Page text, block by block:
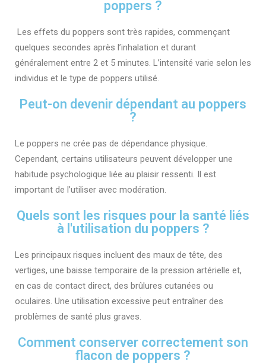
poppers ?
Les effets du poppers sont très rapides, commençant
quelques secondes après l’inhalation et durant
généralement entre 2 et 5 minutes. L’intensité varie selon les
individus et le type de poppers utilisé.
Peut-on devenir dépendant au poppers
?
Le poppers ne crée pas de dépendance physique.
Cependant, certains utilisateurs peuvent développer une
habitude psychologique liée au plaisir ressenti. Il est
important de l’utiliser avec modération.
Quels sont les risques pour la santé liés
à l'utilisation du poppers ?
Les principaux risques incluent des maux de tête, des
vertiges, une baisse temporaire de la pression artérielle et,
en cas de contact direct, des brûlures cutanées ou
oculaires. Une utilisation excessive peut entraîner des
problèmes de santé plus graves.
Comment conserver correctement son
flacon de poppers ?